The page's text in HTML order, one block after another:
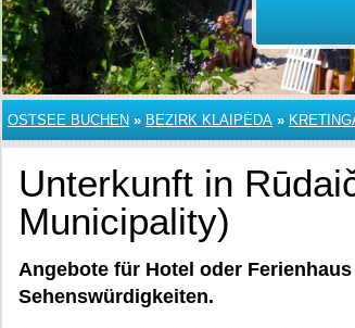
OSTSEE BUCHEN » BEZIRK KLAIPĖDA »
Unterkunft in
Municipality)
Angebote für Hotel oder
Sehenswürdigkeiten.